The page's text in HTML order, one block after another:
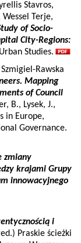
Stavros,
Terje,
of Socio-
City-Regions:
Urban Studies.
Rawska
Mapping
of Council
B., Lysek, J.,
in Europe,
Governance.
zmiany
krajami Grupy
innowacyjnego
i
Praskie ścieżki